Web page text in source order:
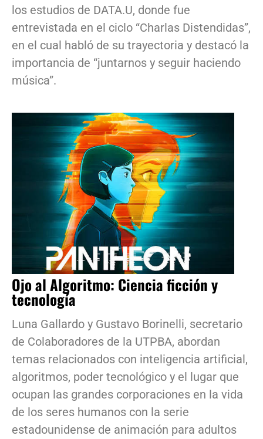
los estudios de DATA.U, donde fue
entrevistada en el ciclo “Charlas Distendidas”,
en el cual habló de su trayectoria y destacó la
importancia de “juntarnos y seguir haciendo
música”.
Ojo al Algoritmo: Ciencia ficción y
tecnología
Luna Gallardo y Gustavo Borinelli, secretario
de Colaboradores de la UTPBA, abordan
temas relacionados con inteligencia artificial,
algoritmos, poder tecnológico y el lugar que
ocupan las grandes corporaciones en la vida
de los seres humanos con la serie
estadounidense de animación para adultos